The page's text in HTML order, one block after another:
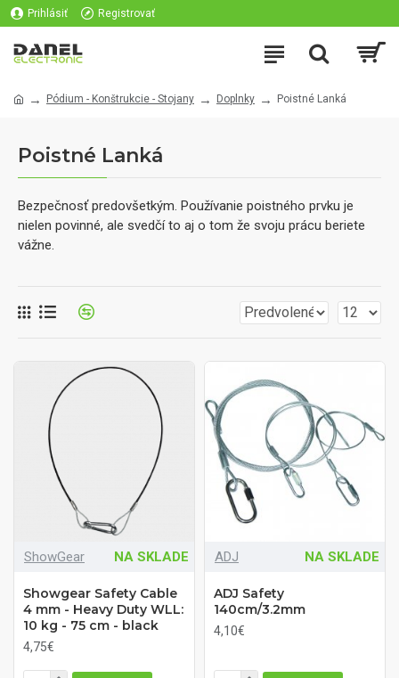
Prihlásiť Registrovať
Pódium - Konštrukcie - Stojany Doplnky Poistné Lanká
Poistné Lanká
Bezpečnosť predovšetkým. Používanie poistného prvku je
nielen povinné, ale svedčí to aj o tom že svoju prácu beriete
vážne.
ShowGear NA SKLADE
Showgear Safety Cable
4 mm - Heavy Duty WLL:
10 kg - 75 cm - black
4,75€
ADJ NA SKLADE
ADJ Safety
140cm/3.2mm
4,10€